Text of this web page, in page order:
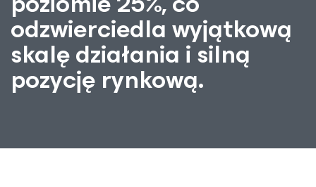
odzwierciedla wyjątkową
skalę działania i silną
pozycję rynkową.